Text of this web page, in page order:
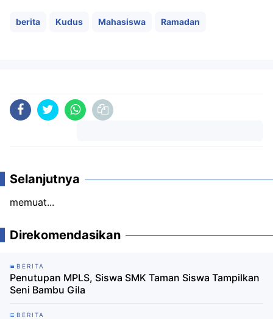
berita Kudus Mahasiswa Ramadan
Selanjutnya
memuat...
Direkomendasikan
BERITA
Penutupan MPLS, Siswa SMK Taman Siswa Tampilkan
Seni Bambu Gila
BERITA